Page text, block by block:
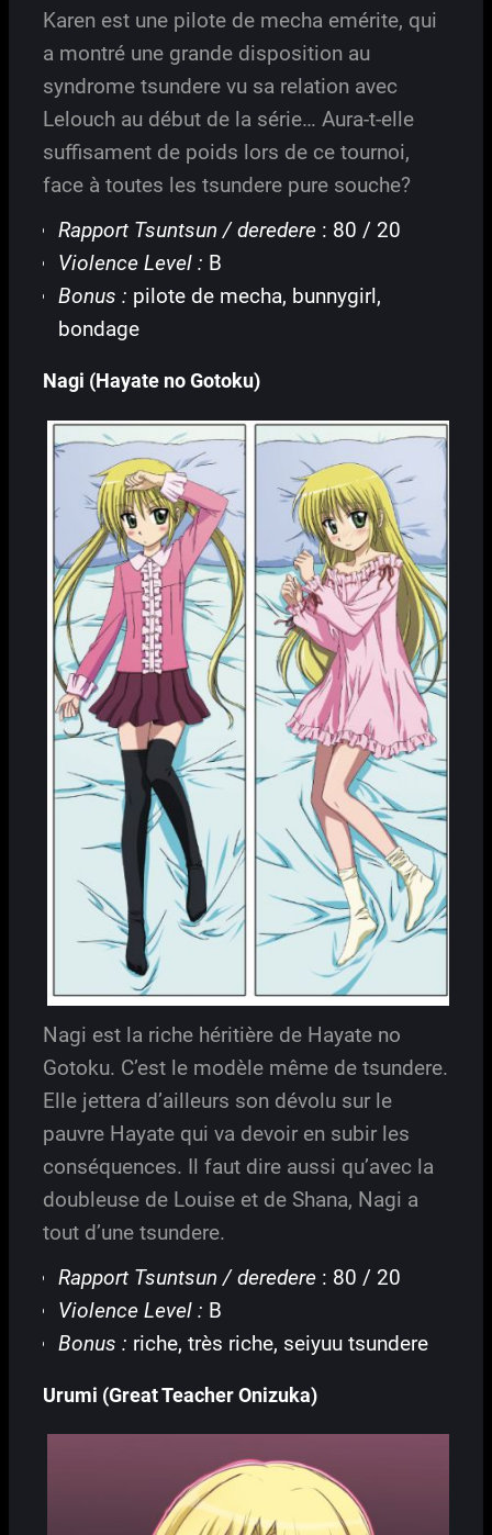
Karen est une pilote de mecha emérite, qui
a montré une grande disposition au
syndrome tsundere vu sa relation avec
Lelouch au début de la série… Aura-t-elle
suffisament de poids lors de ce tournoi,
face à toutes les tsundere pure souche?
Rapport Tsuntsun / deredere: 80 / 20
Violence Level : B
Bonus : pilote de mecha, bunnygirl,
bondage
Nagi (Hayate no Gotoku)
Nagi est la riche héritière de Hayate no
Gotoku. C’est le modèle même de tsundere.
Elle jettera d’ailleurs son dévolu sur le
pauvre Hayate qui va devoir en subir les
conséquences. Il faut dire aussi qu’avec la
doubleuse de Louise et de Shana, Nagi a
tout d’une tsundere.
Rapport Tsuntsun / deredere: 80 / 20
Violence Level : B
Bonus : riche, très riche, seiyuu tsundere
Urumi (Great Teacher Onizuka)